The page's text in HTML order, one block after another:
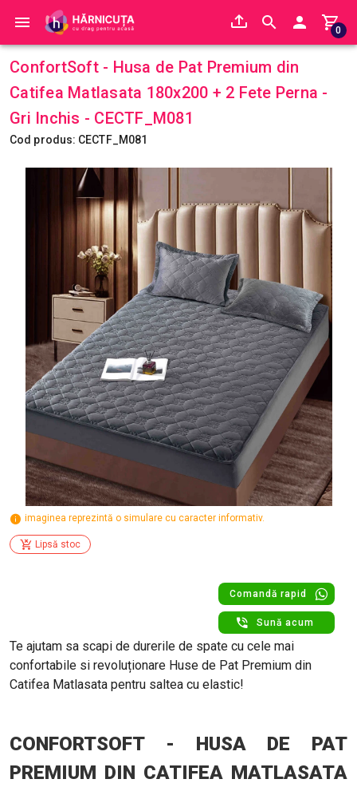
0
ConfortSoft - Husa de Pat Premium din
Catifea Matlasata 180x200 + 2 Fete Perna -
Gri Inchis - CECTF_M081
Cod produs: CECTF_M081
imaginea reprezintă o simulare cu caracter informativ.
Lipsă stoc
Comandă rapid
Sună acum
Te ajutam sa scapi de durerile de spate cu cele mai
confortabile si revoluționare Huse de Pat Premium din
Catifea Matlasata pentru saltea cu elastic!
CONFORTSOFT - HUSA DE PAT
PREMIUM DIN CATIFEA MATLASATA